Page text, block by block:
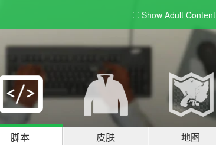
Show Adult Content
脚本 皮肤 地图